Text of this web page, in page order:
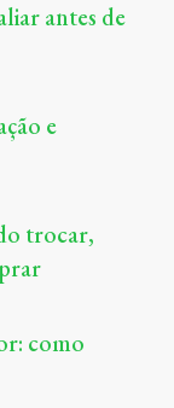
antes de
e
trocar,
como